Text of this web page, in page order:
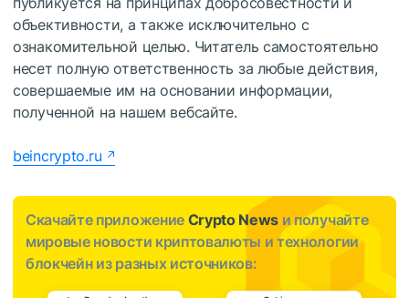
объективности, а также исключительно с
ознакомительной целью. Читатель самостоятельно
несет полную ответственность за любые действия,
совершаемые им на основании информации,
полученной на нашем вебсайте.
beincrypto.ru
Скачайте приложение Crypto News и получайте
мировые новости криптовалюты и технологии
блокчейн из разных источников: